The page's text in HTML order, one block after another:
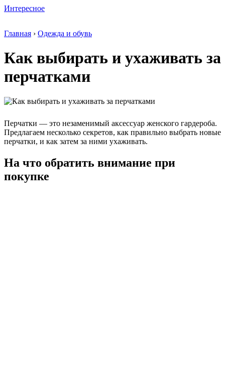
Интересное
Главная › Одежда и обувь
Как выбирать и ухаживать за
перчатками
Перчатки — это незаменимый аксессуар женского гардероба.
Предлагаем несколько секретов, как правильно выбрать новые
перчатки, и как затем за ними ухаживать.
На что обратить внимание при
покупке